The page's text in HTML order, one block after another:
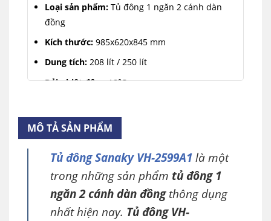
Loại sản phẩm: Tủ đông 1 ngăn 2 cánh dàn
đồng
Kích thước: 985x620x845 mm
Dung tích: 208 lít / 250 lít
Dải nhiệt độ:≤-18℃
Tính năng:Làm Mát – Đông Mềm – Đông Cứng
MÔ TẢ SẢN PHẨM
Tủ đông Sanaky VH-2599A1là một
trong những sản phẩm tủ đông 1
ngăn 2 cánh dàn đồngthông dụng
nhất hiện nay. Tủ đông VH-